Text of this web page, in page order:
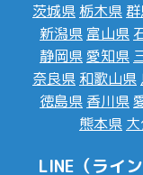
茨城県 栃木県
新潟県 富山県
静岡県愛知県
奈良県 和歌山県
徳島県 香川県
熊本県
LINE（ライ